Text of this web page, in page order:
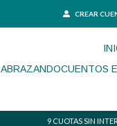
CREAR
ABRAZANDOCUENTOS
9 CUOTAS SIN